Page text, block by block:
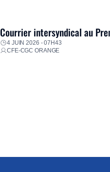
Courrier intersyndical au
4 JUIN 2026 - 07H43
CFE-CGC ORANGE